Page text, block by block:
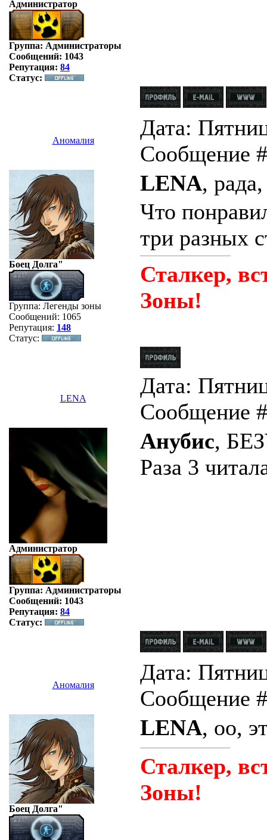
Администратор
Группа: Администраторы
Сообщений: 1043
Репутация: 84
Статус:
Аномалия
Дата:
Сообщение
Боец Долга"
Группа: Легенды зоны
Сообщений: 1065
Репутация: 148
Статус:
LENA,
Что
три разных
Сталкер,
Зоны!
LENA
Дата:
Сообщение
Администратор
Группа: Администраторы
Сообщений: 1043
Репутация: 84
Статус:
Анубис,
Раза 3
Аномалия
Дата:
Сообщение
Боец Долга"
LENA, оо,
Сталкер,
Зоны!